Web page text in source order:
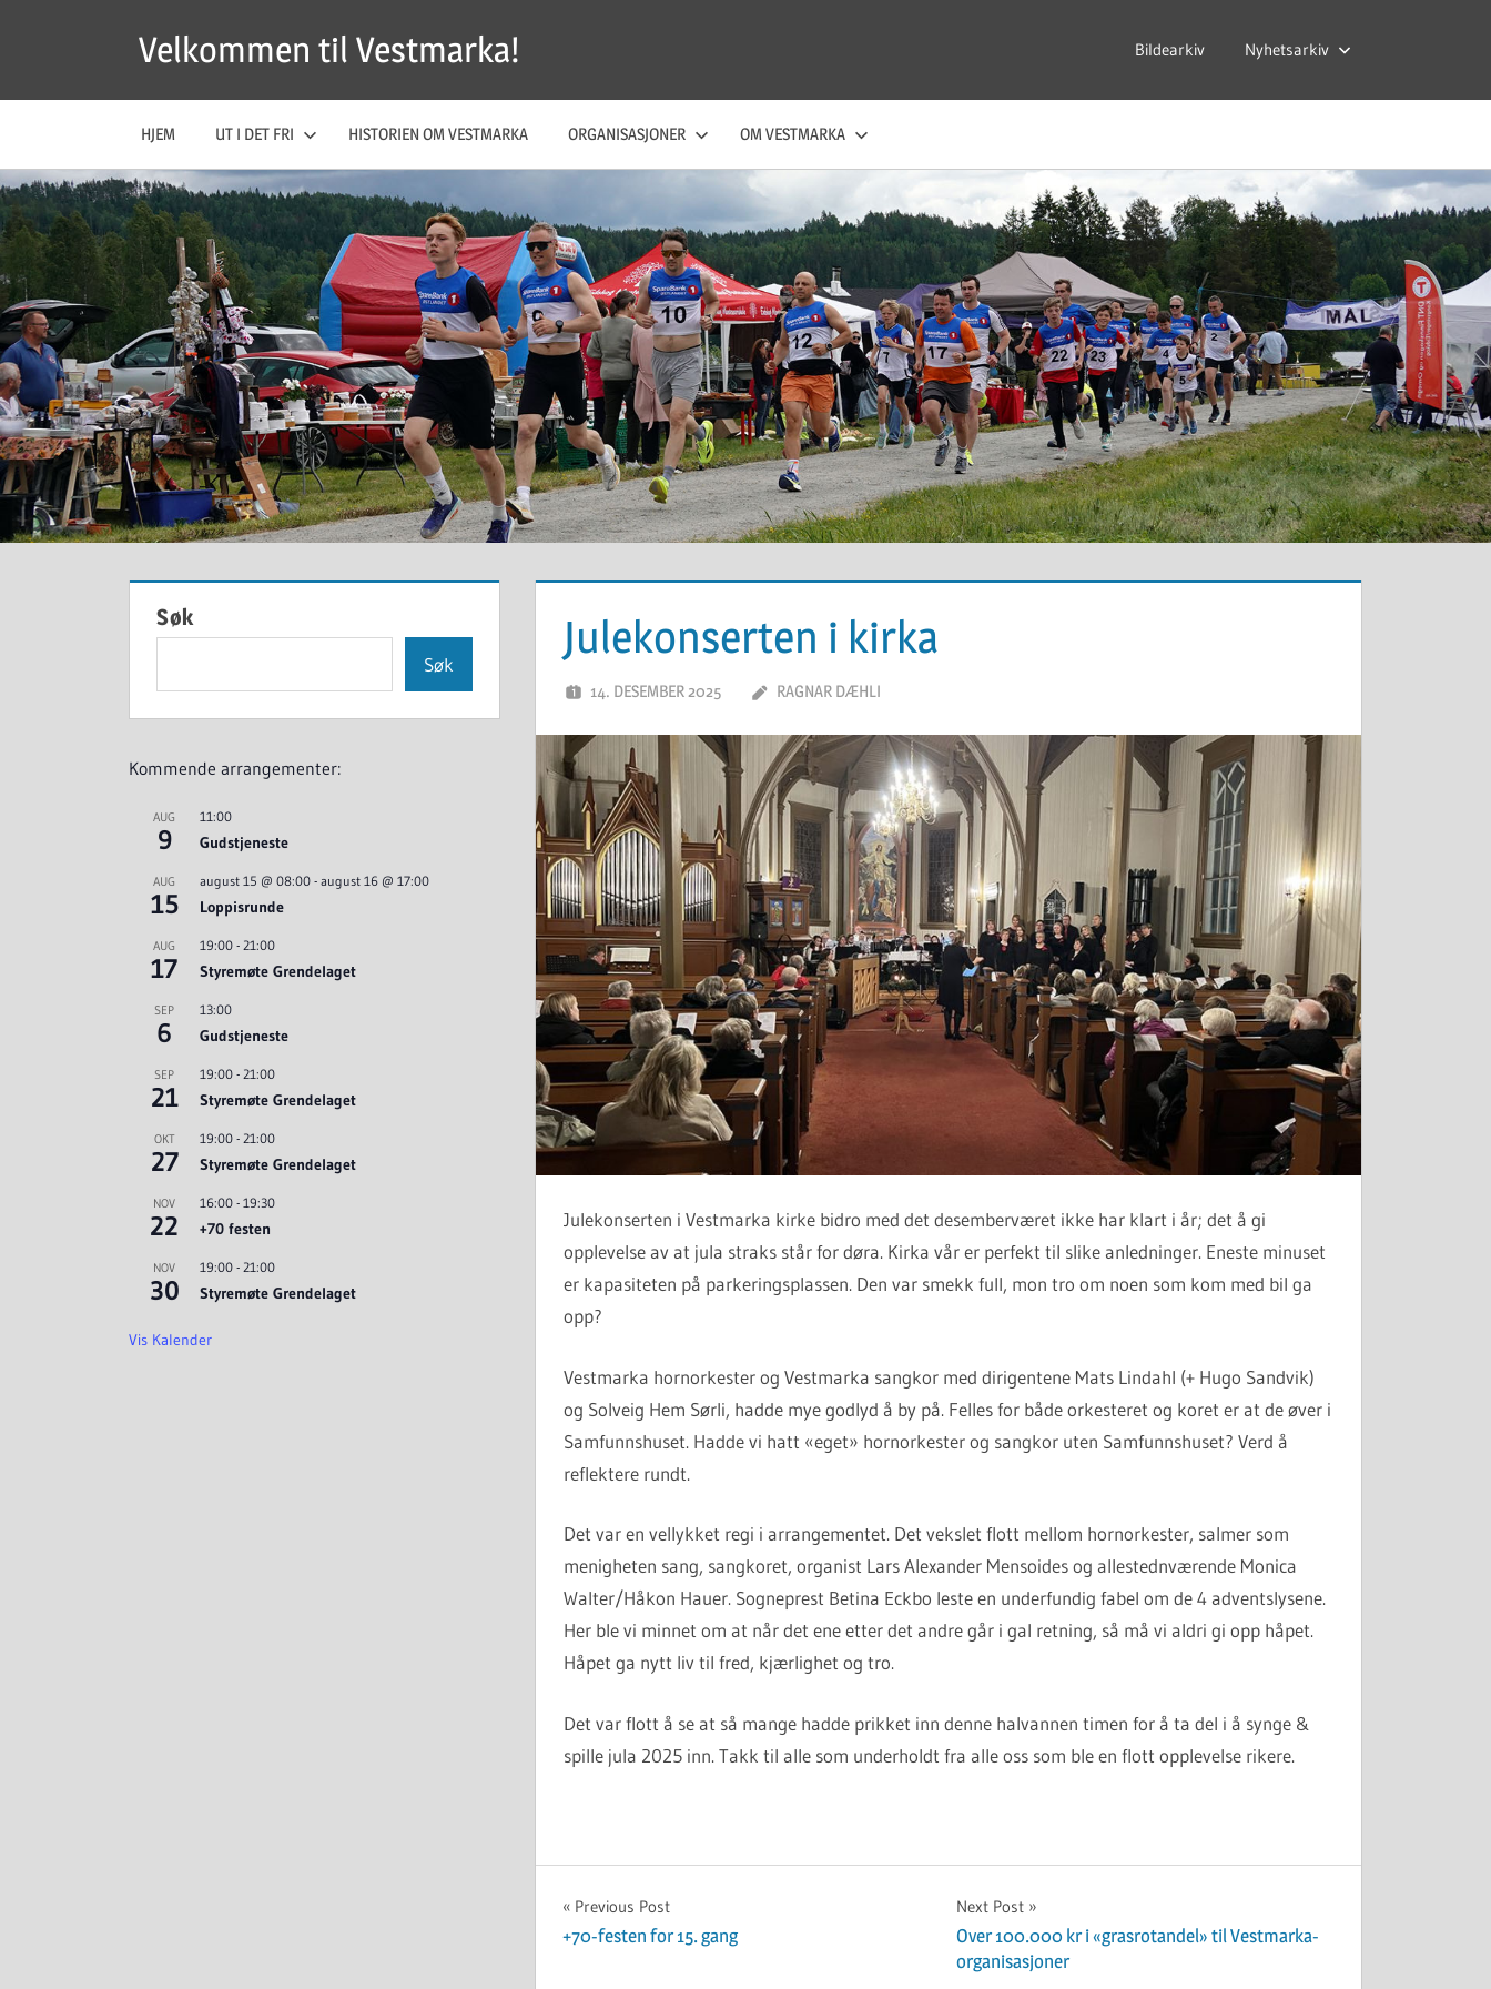
Velkommen til Vestmarka! Bildearkiv Nyhetsarkiv
HJEM UT I DET FRI HISTORIEN OM VESTMARKA ORGANISASJONER OM VESTMARKA
Julekonserten i kirka
14. DESEMBER 2025 RAGNAR DÆHLI
Julekonserten i Vestmarka kirke bidro med det desemberværet ikke har klart i år; det å gi
opplevelse av at jula straks står for døra. Kirka vår er perfekt til slike anledninger. Eneste minuset
er kapasiteten på parkeringsplassen. Den var smekk full, mon tro om noen som kom med bil ga
opp?
Vestmarka hornorkester og Vestmarka sangkor med dirigentene Mats Lindahl (+ Hugo Sandvik)
og Solveig Hem Sørli, hadde mye godlyd å by på. Felles for både orkesteret og koret er at de øver i
Samfunnshuset. Hadde vi hatt «eget» hornorkester og sangkor uten Samfunnshuset? Verd å
reflektere rundt.
Det var en vellykket regi i arrangementet. Det vekslet flott mellom hornorkester, salmer som
menigheten sang, sangkoret, organist Lars Alexander Mensoides og allestednværende Monica
Walter/Håkon Hauer. Sogneprest Betina Eckbo leste en underfundig fabel om de 4 adventslysene.
Her ble vi minnet om at når det ene etter det andre går i gal retning, så må vi aldri gi opp håpet.
Håpet ga nytt liv til fred, kjærlighet og tro.
Det var flott å se at så mange hadde prikket inn denne halvannen timen for å ta del i å synge &
spille jula 2025 inn. Takk til alle som underholdt fra alle oss som ble en flott opplevelse rikere.
Innleggsnavigasjon
Previous Post
+70-festen for 15. gang
Next Post
Over 100.000 kr i «grasrotandel» til Vestmarka-
organisasjoner
Søk
Søk
Kommende arrangementer:
AUG
9
11:00
Gudstjeneste
AUG
15
august 15 @ 08:00 - august 16 @ 17:00
Loppisrunde
AUG
17
19:00 - 21:00
Styremøte Grendelaget
SEP
6
13:00
Gudstjeneste
SEP
21
19:00 - 21:00
Styremøte Grendelaget
OKT
27
19:00 - 21:00
Styremøte Grendelaget
NOV
22
16:00 - 19:30
+70 festen
NOV
30
19:00 - 21:00
Styremøte Grendelaget
Vis Kalender